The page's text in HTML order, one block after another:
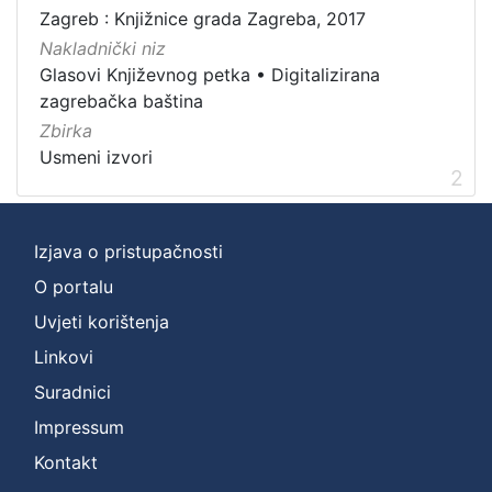
Zbirka
Usmeni izvori
1
Zagreb : Knjižnice grada Zagreba, 2017
Nakladnički niz
Glasovi Književnog petka • Digitalizirana
zagrebačka baština
Zbirka
Usmeni izvori
2
Izjava o pristupačnosti
O portalu
Uvjeti korištenja
Linkovi
Suradnici
Impressum
Kontakt